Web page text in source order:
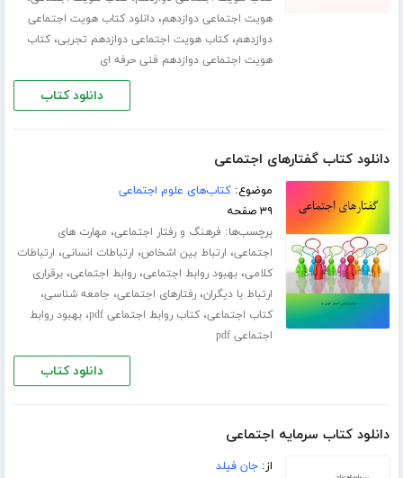
هویت اجتماعی دوازدهم،دانلود کتاب هویت اجتماعی
دوازدهم،کتاب هویت اجتماعی دوازدهم تجربی،کتاب
هویت اجتماعی دوازدهم فنی حرفه ای
دانلود کتاب
دانلود کتاب گفتارهای اجتماعی
موضوع:کتاب‌های علوم اجتماعی
۳۹ صفحه
برچسب‌ها: فرهنگ و رفتار اجتماعی، مهارت های
اجتماعی، ارتباط بین اشخاص، ارتباطات انسانی، ارتباطات
کلامی،بهبود روابط اجتماعی،روابط اجتماعی،برقراری
ارتباط با دیگران،رفتارهای اجتماعی، جامعه شناسی،
کتاب اجتماعی،کتاب روابط اجتماعی pdf ،بهبود روابط
اجتماعی pdf
دانلود کتاب
دانلود کتاب سرمایه اجتماعی
از:جان فیلد